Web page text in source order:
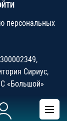
персональных
Сириус,
«Большой»